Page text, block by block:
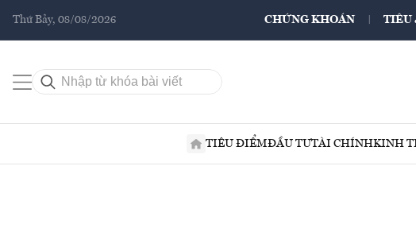
Thứ Bảy, 08/08/2026 CHỨNG KHOÁN TIÊU
TIÊU ĐIỂMĐẦU TƯTÀI CHÍNHKINH